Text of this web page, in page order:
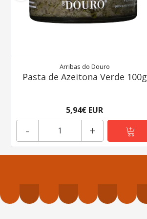
Arribas do Douro
Pasta de Azeitona Verde 100g
5,94€ EUR
+
-